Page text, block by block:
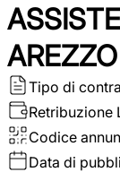
AREZZO
Tipo di
Retribuzione
Codice
Data di